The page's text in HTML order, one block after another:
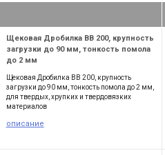
Щековая Дробилка BB 200, крупность
загрузки до 90 мм, тонкость помола
до 2 мм
Щековая Дробилка BB 200, крупность
загрузки до 90 мм, тонкость помола до 2 мм,
для твердых, хрупких и твердовязких
материалов
описание